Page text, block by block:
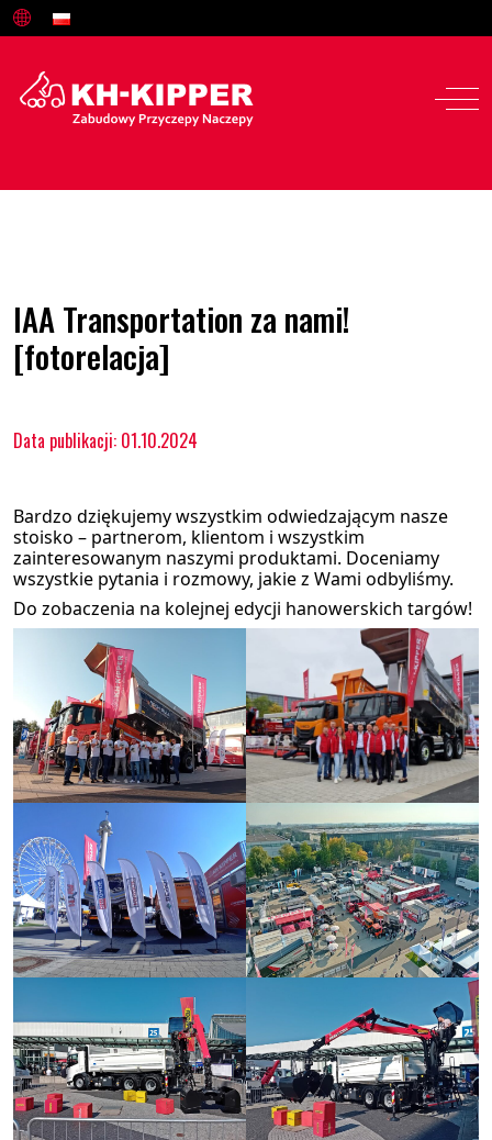
Oferta
O nas
Kariera
Kontakt
STOCK
IAA Transportation za nami!
[fotorelacja]
Data publikacji: 01.10.2024
Bardzo dziękujemy wszystkim odwiedzającym nasze
stoisko – partnerom, klientom i wszystkim
zainteresowanym naszymi produktami. Doceniamy
wszystkie pytania i rozmowy, jakie z Wami odbyliśmy.
Do zobaczenia na kolejnej edycji hanowerskich targów!